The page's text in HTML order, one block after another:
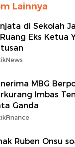
Lainnya
di Sekolah
Eks Ketua
MBG
Imbas
Ganda
Ruben Onsu